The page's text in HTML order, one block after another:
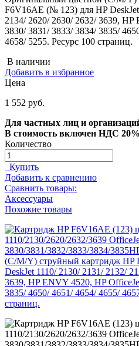
F6V16AE (№ 123) для HP
2134/ 2620/ 2630/ 2632/ 3639,
3830/ 3831/ 3833/ 3834/ 3835/
4658/ 5255. Ресурс 100 страниц.
В наличии
Добавить в избранное
Цена
1 552 руб.
Для частных лиц и
В стоимость включен НДС 20%
Количество
Купить
Добавить к сравнению
Сравнить товары:
Аксессуары
Похожие товары